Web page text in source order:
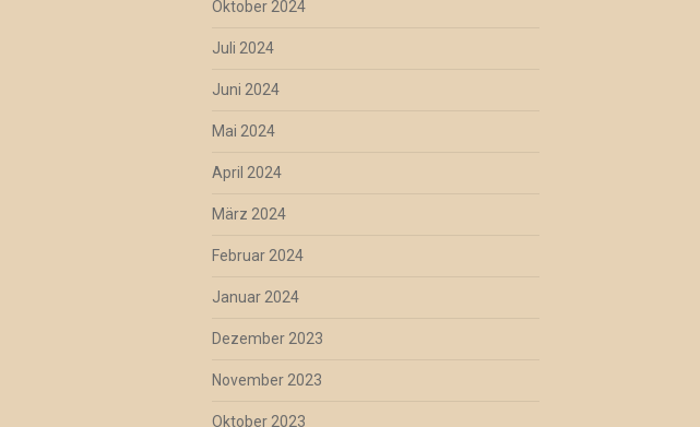
Oktober 2024
Juli 2024
Juni 2024
Mai 2024
April 2024
März 2024
Februar 2024
Januar 2024
Dezember 2023
November 2023
Oktober 2023